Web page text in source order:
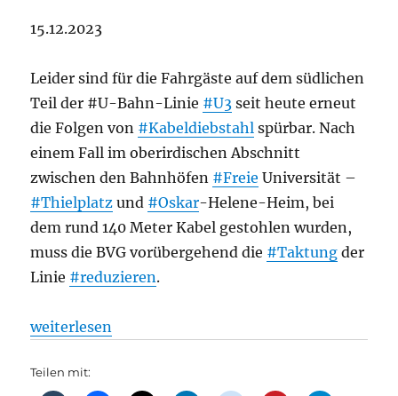
15.12.2023
Leider sind für die Fahrgäste auf dem südlichen
Teil der #U-Bahn-Linie #U3 seit heute erneut
die Folgen von #Kabeldiebstahl spürbar. Nach
einem Fall im oberirdischen Abschnitt
zwischen den Bahnhöfen #Freie Universität –
#Thielplatz und #Oskar-Helene-Heim, bei
dem rund 140 Meter Kabel gestohlen wurden,
muss die BVG vorübergehend die #Taktung der
Linie #reduzieren.
„U-Bahn: Erneuter Fall von Kabeldiebstahl auf der
weiterlesen
Teilen mit: